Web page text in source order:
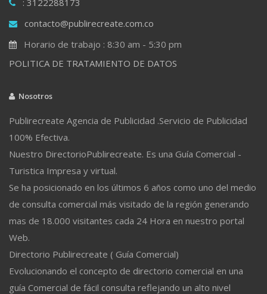
contacto@publirecreate.com.co
Horario de trabajo : 8:30 am - 5:30 pm
POLITICA DE TRATAMIENTO DE DATOS
Nosotros
Publirecreate Agencia de Publicidad .Servicio de Publicidad
100% Efectiva.
Nuestro DirectorioPublirecreate. Es una Guía Comercial -
Turistica Impresa y virtual.
Se ha posicionado en los últimos 6 años como uno del medio
de consulta comercial más visitado de la región generando
mas de 18.000 visitantes cada 24 Hora en nuestro portal
Web.
Directorio Publirecreate ( Guía Comercial)
Evolucionando el concepto de directorio comercial en una
guía Comercial de fácil consulta reflejando un alto nivel